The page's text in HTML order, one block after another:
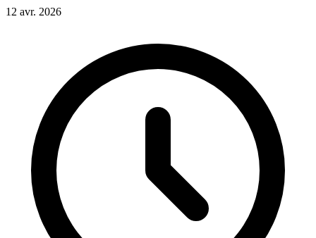
12 avr. 2026